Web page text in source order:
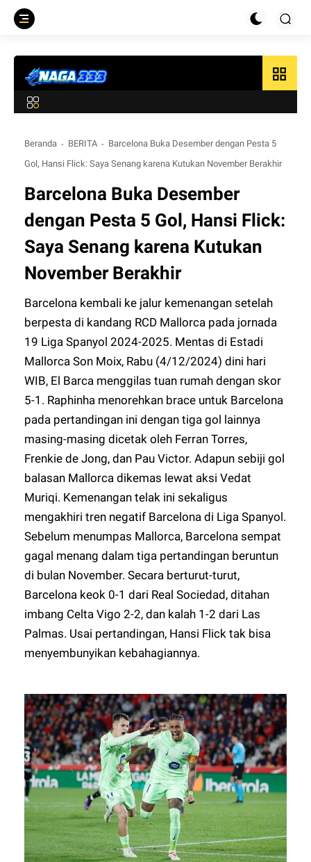
grid_view
Beranda BERITA
Barcelona Buka Desember dengan Pesta 5
Gol, Hansi Flick: Saya Senang karena Kutukan November Berakhir
Barcelona Buka Desember
dengan Pesta 5 Gol, Hansi Flick:
Saya Senang karena Kutukan
November Berakhir
Barcelona kembali ke jalur kemenangan setelah
berpesta di kandang RCD Mallorca pada jornada
19 Liga Spanyol 2024-2025. Mentas di Estadi
Mallorca Son Moix, Rabu (4/12/2024) dini hari
WIB, El Barca menggilas tuan rumah dengan skor
5-1. Raphinha menorehkan brace untuk Barcelona
pada pertandingan ini dengan tiga gol lainnya
masing-masing dicetak oleh Ferran Torres,
Frenkie de Jong, dan Pau Victor. Adapun sebiji gol
balasan Mallorca dikemas lewat aksi Vedat
Muriqi. Kemenangan telak ini sekaligus
mengakhiri tren negatif Barcelona di Liga Spanyol.
Sebelum menumpas Mallorca, Barcelona sempat
gagal menang dalam tiga pertandingan beruntun
di bulan November. Secara berturut-turut,
Barcelona keok 0-1 dari Real Sociedad, ditahan
imbang Celta Vigo 2-2, dan kalah 1-2 dari Las
Palmas. Usai pertandingan, Hansi Flick tak bisa
menyembunyikan kebahagiannya.